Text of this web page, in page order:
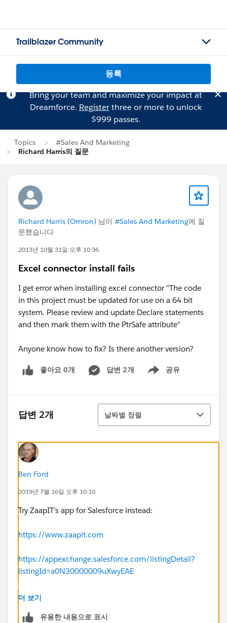
Trailblazer Community
등록
Bring your team and maximize your impact at
Dreamforce. Registerthree or more to unlock
$999 passes.
Topics
#Sales And Marketing
Richard Harris의 질문
Richard Harris (Omron) 님이 #Sales And Marketing에 질
문했습니다
2013년 10월 31일 오후 10:36
Excel connector install fails
I get error when installing excel connector "The code
in this project must be updated for use on a 64 bit
system. Please review and update Declare statements
and then mark them with the PtrSafe attribute"
Anyone know how to fix? Is there another version?
좋아요 0개 답변 2개 공유
Show menu
답변 2개
정렬
날짜별 정렬
Ben Ford
2019년 7월 16일 오후 10:10
Try ZaapIT's app for Salesforce instead:
https://www.zaapit.com
https://appexchange.salesforce.com/listingDetail?
listingId=a0N30000009uXwyEAE
더 보기
유용한 내용으로 표시